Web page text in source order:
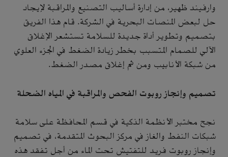
وارفيند ظهير، من إدارة أساليب التصنيع والمراقبة لإيجاد
حل لبعض المنصات البحرية في الشركة. قام هذا الفريق
بتصميم وتطوير أداة جديدة للسلامة تستشعر الإغلاق
الآلي للصمام المتسبب بخطر زيادة الضغط في الجزء العلوي
من شبكة الأنابيب ومن ثم إغلاق مصدر الضغط.
تصميم وإنجاز روبوت الفحص والمراقبة في المياه الضحلة
نجح مختبر الأنظمة الذكية في قسم المحافظة على سلامة
شبكات النفط والغاز في مركز البحوث المتقدمة، في تصميم
وإنجاز روبوت فريد للتفتيش تحت الماء من أجل تفقد هذه